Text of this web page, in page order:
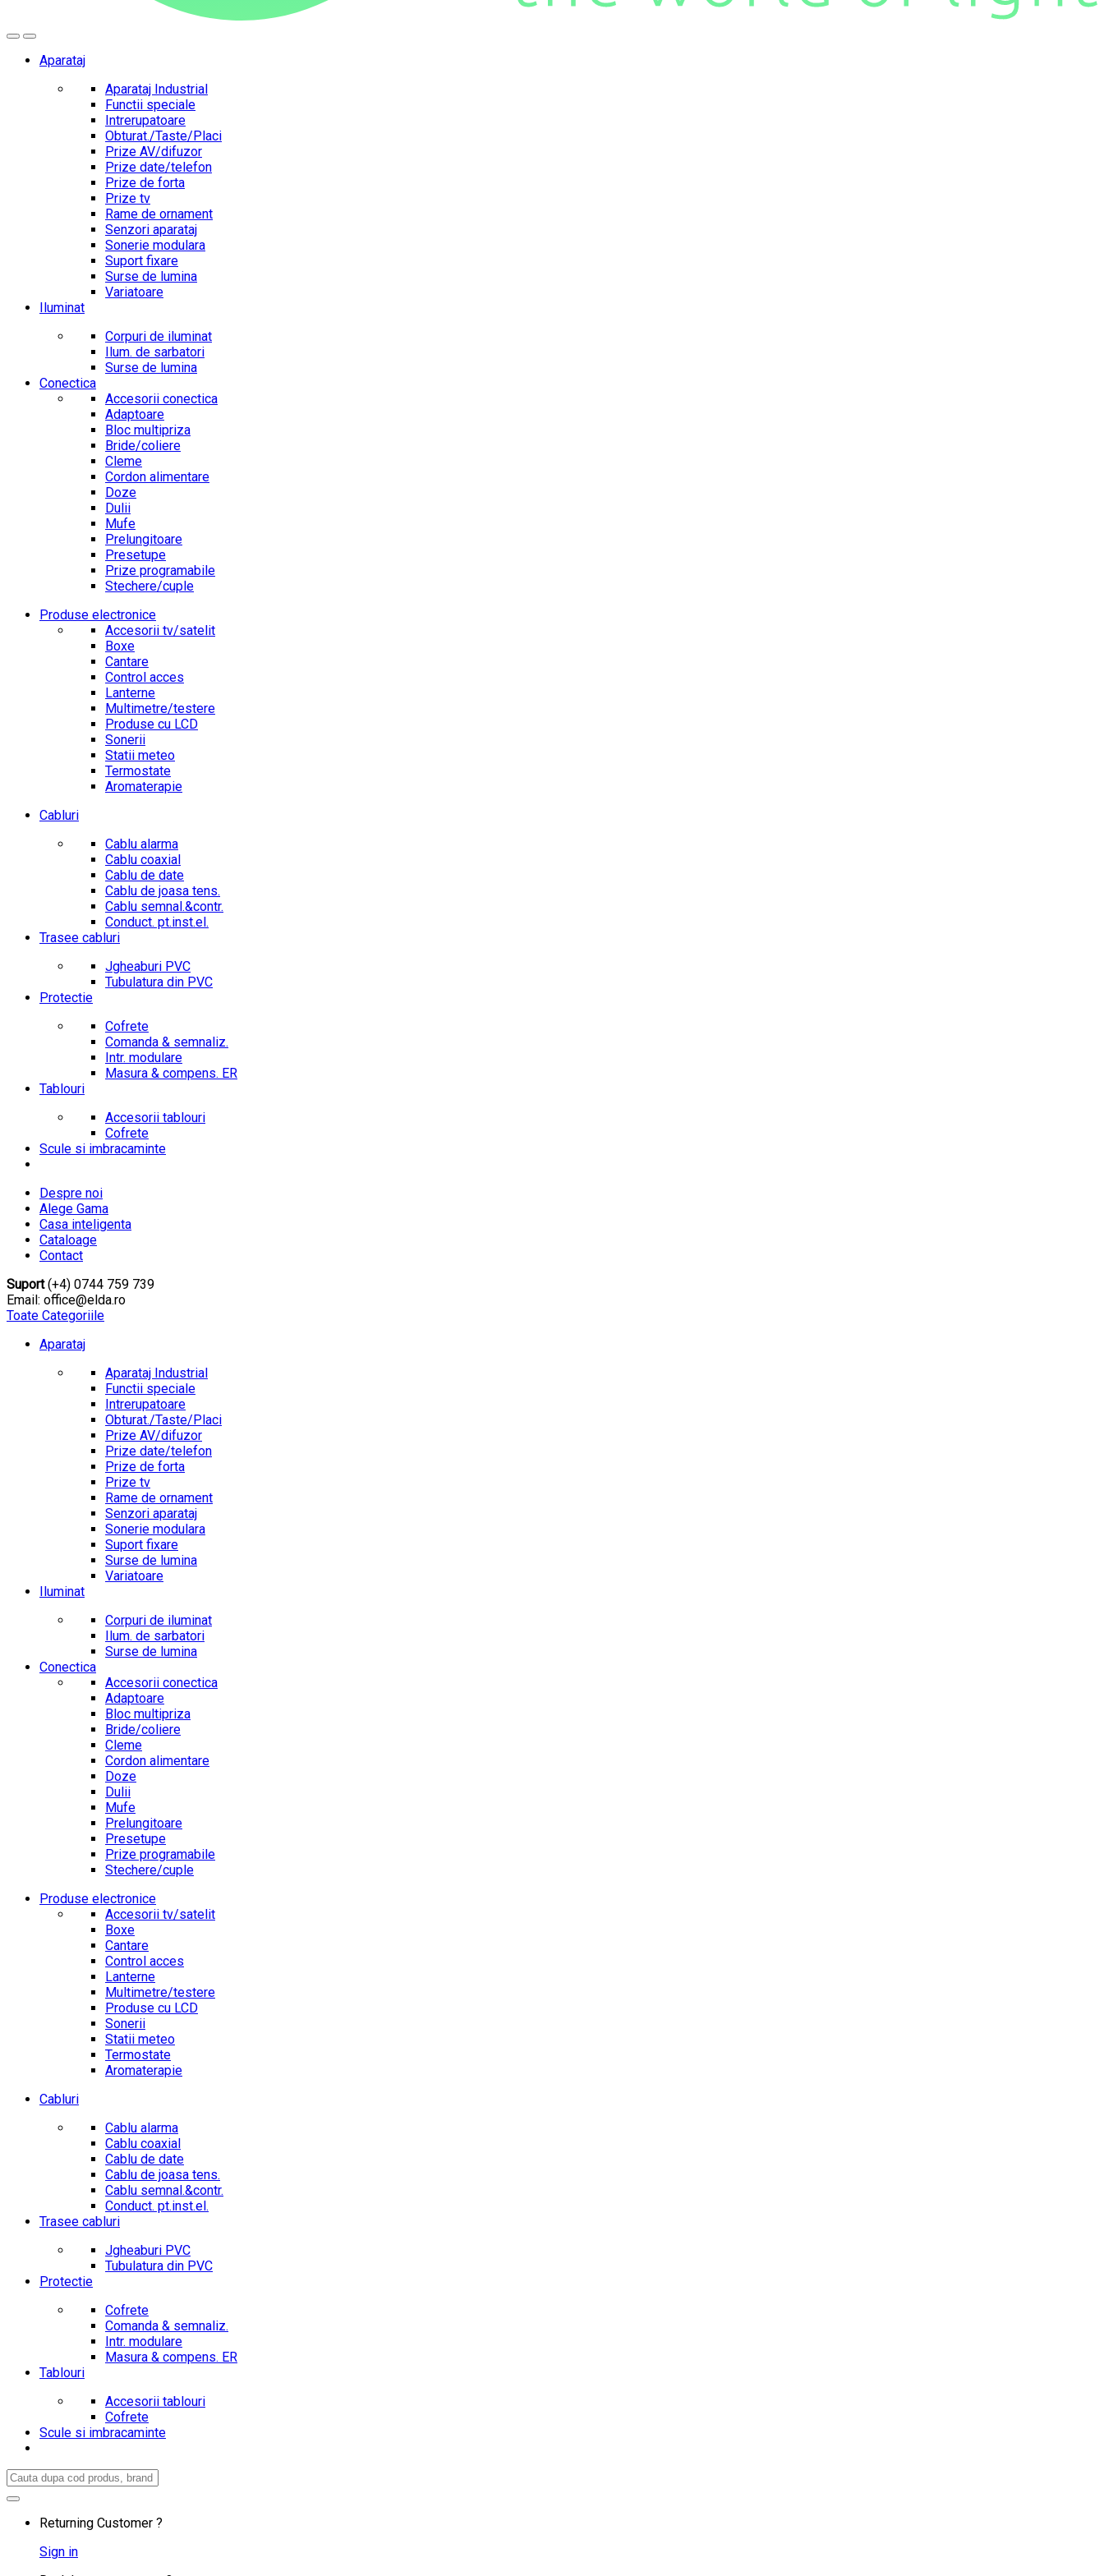
Aparataj
Aparataj Industrial
Functii speciale
Intrerupatoare
Obturat./Taste/Placi
Prize AV/difuzor
Prize date/telefon
Prize de forta
Prize tv
Rame de ornament
Senzori aparataj
Sonerie modulara
Suport fixare
Surse de lumina
Variatoare
Iluminat
Corpuri de iluminat
Ilum. de sarbatori
Surse de lumina
Conectica
Accesorii conectica
Adaptoare
Bloc multipriza
Bride/coliere
Cleme
Cordon alimentare
Doze
Dulii
Mufe
Prelungitoare
Presetupe
Prize programabile
Stechere/cuple
Produse electronice
Accesorii tv/satelit
Boxe
Cantare
Control acces
Lanterne
Multimetre/testere
Produse cu LCD
Sonerii
Statii meteo
Termostate
Aromaterapie
Cabluri
Cablu alarma
Cablu coaxial
Cablu de date
Cablu de joasa tens.
Cablu semnal.&contr.
Conduct. pt.inst.el.
Trasee cabluri
Jgheaburi PVC
Tubulatura din PVC
Protectie
Cofrete
Comanda & semnaliz.
Intr. modulare
Masura & compens. ER
Tablouri
Accesorii tablouri
Cofrete
Scule si imbracaminte
Despre noi
Alege Gama
Casa inteligenta
Cataloage
Contact
Suport(+4) 0744 759 739
Email: office@elda.ro
Toate Categoriile
Aparataj
Aparataj Industrial
Functii speciale
Intrerupatoare
Obturat./Taste/Placi
Prize AV/difuzor
Prize date/telefon
Prize de forta
Prize tv
Rame de ornament
Senzori aparataj
Sonerie modulara
Suport fixare
Surse de lumina
Variatoare
Iluminat
Corpuri de iluminat
Ilum. de sarbatori
Surse de lumina
Conectica
Accesorii conectica
Adaptoare
Bloc multipriza
Bride/coliere
Cleme
Cordon alimentare
Doze
Dulii
Mufe
Prelungitoare
Presetupe
Prize programabile
Stechere/cuple
Produse electronice
Accesorii tv/satelit
Boxe
Cantare
Control acces
Lanterne
Multimetre/testere
Produse cu LCD
Sonerii
Statii meteo
Termostate
Aromaterapie
Cabluri
Cablu alarma
Cablu coaxial
Cablu de date
Cablu de joasa tens.
Cablu semnal.&contr.
Conduct. pt.inst.el.
Trasee cabluri
Jgheaburi PVC
Tubulatura din PVC
Protectie
Cofrete
Comanda & semnaliz.
Intr. modulare
Masura & compens. ER
Tablouri
Accesorii tablouri
Cofrete
Scule si imbracaminte
Search
for:
Returning Customer ?
Sign in